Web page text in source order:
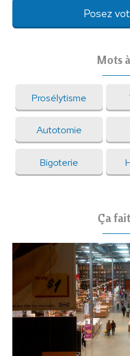
Posez
Mots
Prosélytisme
Autotomie
Bigoterie
Ça